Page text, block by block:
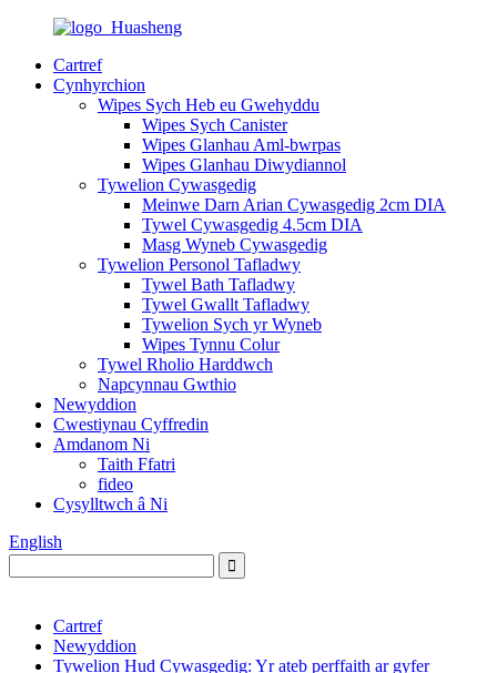
Cartref
Cynhyrchion
Wipes Sych Heb eu Gwehyddu
Wipes Sych Canister
Wipes Glanhau Aml-bwrpas
Wipes Glanhau Diwydiannol
Tywelion Cywasgedig
Meinwe Darn Arian Cywasgedig 2cm DIA
Tywel Cywasgedig 4.5cm DIA
Masg Wyneb Cywasgedig
Tywelion Personol Tafladwy
Tywel Bath Tafladwy
Tywel Gwallt Tafladwy
Tywelion Sych yr Wyneb
Wipes Tynnu Colur
Tywel Rholio Harddwch
Napcynnau Gwthio
Newyddion
Cwestiynau Cyffredin
Amdanom Ni
Taith Ffatri
fideo
Cysylltwch â Ni
English
Cartref
Newyddion
Tywelion Hud Cywasgedig: Yr ateb perffaith ar gyfer